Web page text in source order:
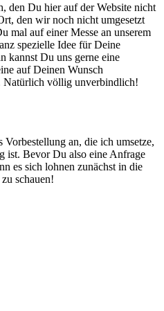
den Du hier auf der Website nicht
den wir noch nicht umgesetzt
mal auf einer Messe an unserem
spezielle Idee für Deine
kannst Du uns gerne eine
auf Deinen Wunsch
Natürlich völlig unverbindlich!
Vorbestellung an, die ich umsetze,
ist. Bevor Du also eine Anfrage
es sich lohnen zunächst in die
zu schauen!